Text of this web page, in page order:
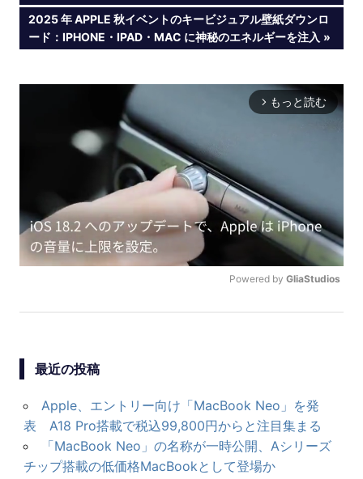
稿
ナ
ビ
ョ
ン
NEXT
POST:
2025 年 APPLE 秋イベントのキービジュアル壁紙ダウンロ
ード：IPHONE・IPAD・MAC に神秘のエネルギーを注入
arrow_forward_ios もっと読む
Powered by GliaStudios
最近の投稿
Apple、エントリー向け「MacBook Neo」を発
表 A18 Pro搭載で税込99,800円からと注目集まる
「MacBook Neo」の名称が一時公開、Aシリーズ
チップ搭載の低価格MacBookとして登場か